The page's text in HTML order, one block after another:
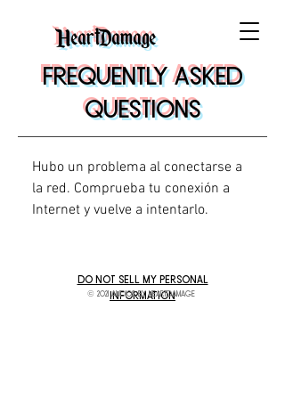
HeartDamage
frequently asked
questions
Hubo un problema al conectarse a
la red. Comprueba tu conexión a
Internet y vuelve a intentarlo.
Do Not Sell My Personal
Information
© 2021 audios by heartdamage